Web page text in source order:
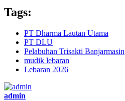
Tags:
PT Dharma Lautan Utama
PT DLU
Pelabuhan Trisakti Banjarmasin
mudik lebaran
Lebaran 2026
admin